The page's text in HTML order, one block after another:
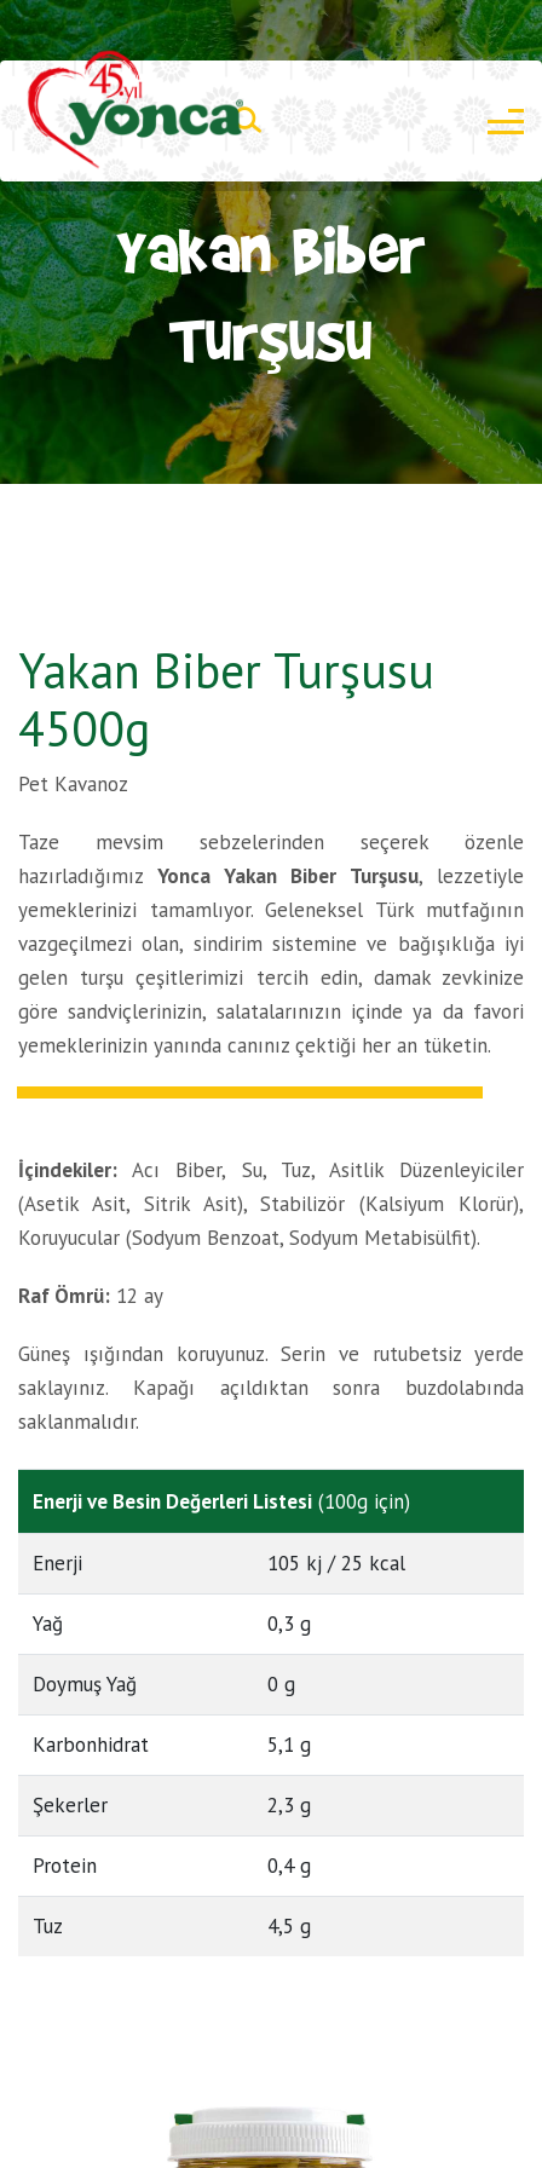
Yakan Biber
Turşusu
Yakan Biber Turşusu
4500g
Pet Kavanoz
Taze mevsim sebzelerinden seçerek özenle
hazırladığımızYonca Yakan Biber Turşusu, lezzetiyle
yemeklerinizi tamamlıyor. Geleneksel Türk mutfağının
vazgeçilmezi olan, sindirim sistemine ve bağışıklığa iyi
gelen turşu çeşitlerimizi tercih edin, damak zevkinize
göre sandviçlerinizin, salatalarınızın içinde ya da favori
yemeklerinizin yanında canınız çektiği her an tüketin.
İçindekiler: Acı Biber, Su, Tuz, Asitlik Düzenleyiciler
(Asetik Asit, Sitrik Asit), Stabilizör (Kalsiyum Klorür),
Koruyucular (Sodyum Benzoat, Sodyum Metabisülfit).
Raf Ömrü: 12 ay
Güneş ışığından koruyunuz. Serin ve rutubetsiz yerde
saklayınız. Kapağı açıldıktan sonra buzdolabında
saklanmalıdır.
Enerji ve Besin Değerleri Listesi (100g için)
Enerji 105 kj / 25 kcal
Yağ 0,3 g
Doymuş Yağ 0 g
Karbonhidrat 5,1 g
Şekerler 2,3 g
Protein 0,4 g
Tuz 4,5 g